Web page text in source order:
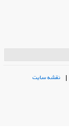
نقشه سایت